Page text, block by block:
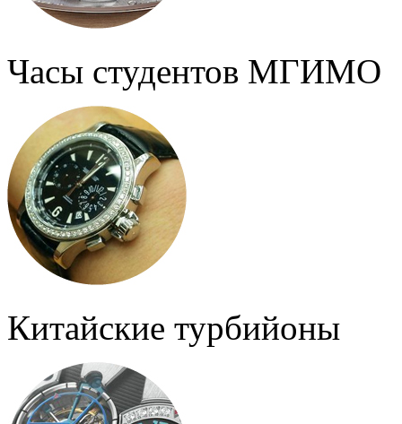
Часы студентов МГИМО
Китайские турбийоны